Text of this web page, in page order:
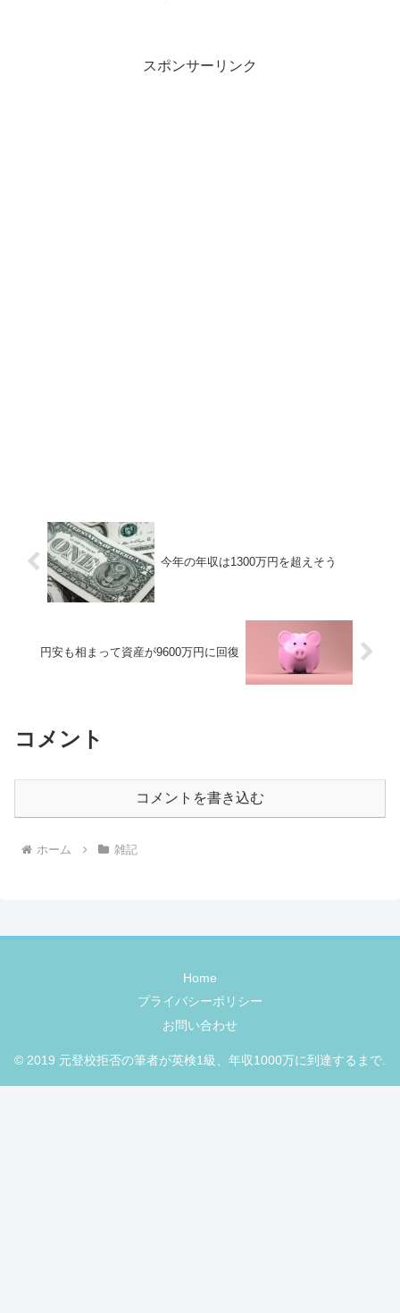
スポンサーリンク
今年の年収は1300万円を超えそう
円安も相まって資産が9600万円に回復
コメント
コメントを書き込む
ホーム 雑記
Home
プライバシーポリシー
お問い合わせ
© 2019 元登校拒否の筆者が英検1級、年収1000万に到達するまで.